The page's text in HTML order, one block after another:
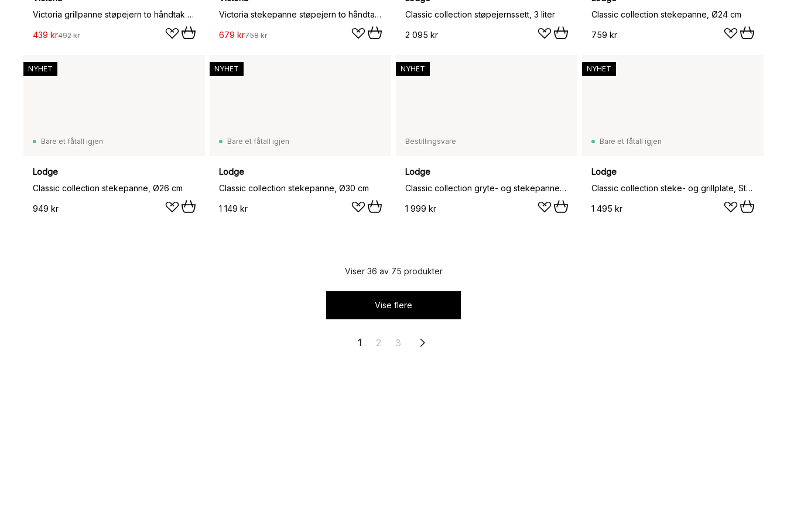
Victoria grillpanne støpejern to håndtak emaljert, Ø25 cm
439 kr492 kr
Victoria stekepanne støpejern to håndtak emaljert, Ø33 cm
679 kr758 kr
Classic collection støpejernssett, 3 liter
2 095 kr
Classic collection stekepanne, Ø24 cm
759 kr
Bare et fåtall igjen
Lodge
Classic collection stekepanne, Ø26 cm
949 kr
NYHET
Bare et fåtall igjen
Lodge
Classic collection stekepanne, Ø30 cm
1 149 kr
NYHET
Bestillingsvare
Lodge
Classic collection gryte- og stekepanne, 2 deler
1 999 kr
NYHET
Bare et fåtall igjen
Lodge
Classic collection steke- og grillplate, Støpejern, vendbar
1 495 kr
NYHET
Viser 36 av 75 produkter
Vise flere
1 2 3